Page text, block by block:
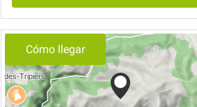
Cómo llegar